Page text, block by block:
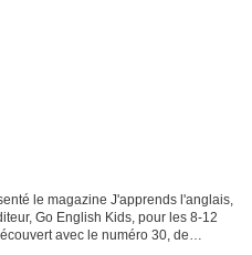
le magazine J'apprends l'anglais,
Go English Kids, pour les 8-12
avec le numéro 30, de